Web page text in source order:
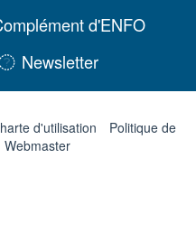
d'ENFO
Newsletter
d'utilisation
Politique de
Webmaster